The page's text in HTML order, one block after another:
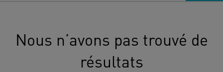
Nous n’avons pas trouvé de
résultats